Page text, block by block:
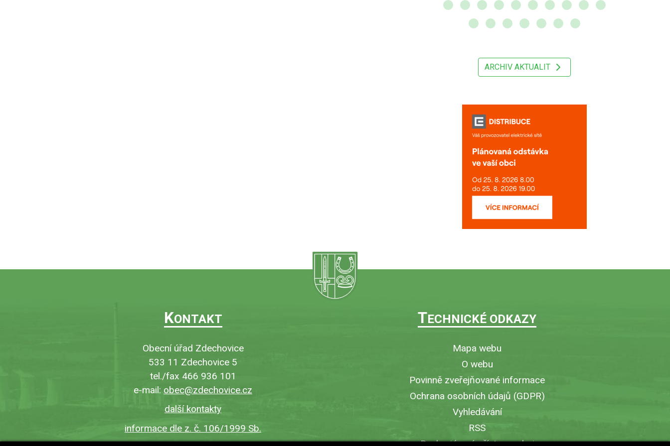
ARCHIV AKTUALIT
KONTAKT
Obecní úřad Zdechovice
533 11 Zdechovice 5
tel./fax 466 936 101
e-mail: obec@zdechovice.cz
další kontakty
informace dle z. č. 106/1999 Sb.
TECHNICKÉ ODKAZY
Mapa webu
O webu
Povinně zveřejňované informace
Ochrana osobních údajů (GDPR)
Vyhledávání
RSS
Bezbariérový přístup v obci